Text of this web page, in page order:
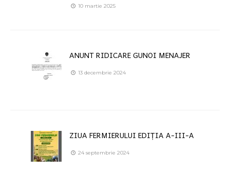
10 martie 2025
ANUNT RIDICARE GUNOI MENAJER
13 decembrie 2024
ZIUA FERMIERULUI EDIȚIA A-III-A
24 septembrie 2024